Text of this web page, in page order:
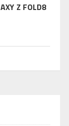
Z FOLD8